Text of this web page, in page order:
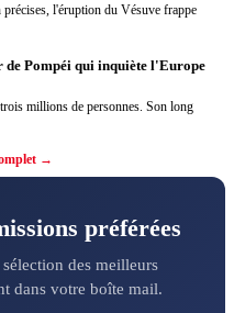
l'éruption du Vésuve frappe
de Pompéi qui inquiète l'Europe
millions de personnes. Son long
→
préférées
des meilleurs
dans votre boîte mail.